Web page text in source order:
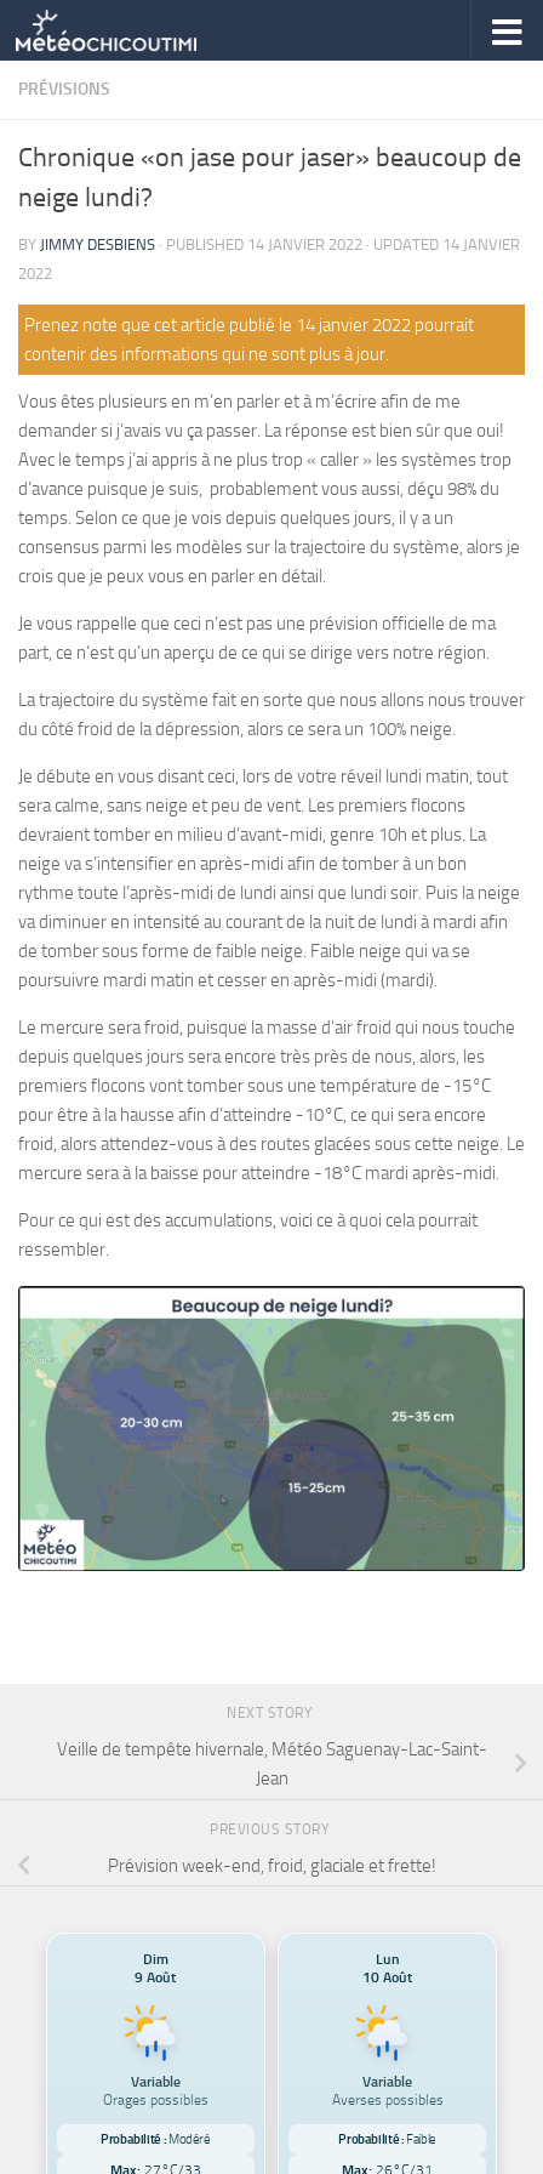
Skip to content
PRÉVISIONS
Chronique «on jase pour jaser» beaucoup de
neige lundi?
BY JIMMY DESBIENS · PUBLISHED 14 JANVIER 2022 · UPDATED 14 JANVIER
2022
Prenez note que cet article publié le 14 janvier 2022 pourrait
contenir des informations qui ne sont plus à jour.
Vous êtes plusieurs en m’en parler et à m’écrire afin de me
demander si j’avais vu ça passer. La réponse est bien sûr que oui!
Avec le temps j’ai appris à ne plus trop « caller » les systèmes trop
d’avance puisque je suis, probablement vous aussi, déçu 98% du
temps. Selon ce que je vois depuis quelques jours, il y a un
consensus parmi les modèles sur la trajectoire du système, alors je
crois que je peux vous en parler en détail.
Je vous rappelle que ceci n’est pas une prévision officielle de ma
part, ce n’est qu’un aperçu de ce qui se dirige vers notre région.
La trajectoire du système fait en sorte que nous allons nous trouver
du côté froid de la dépression, alors ce sera un 100% neige.
Je débute en vous disant ceci, lors de votre réveil lundi matin, tout
sera calme, sans neige et peu de vent. Les premiers flocons
devraient tomber en milieu d’avant-midi, genre 10h et plus. La
neige va s’intensifier en après-midi afin de tomber à un bon
rythme toute l’après-midi de lundi ainsi que lundi soir. Puis la neige
va diminuer en intensité au courant de la nuit de lundi à mardi afin
de tomber sous forme de faible neige. Faible neige qui va se
poursuivre mardi matin et cesser en après-midi (mardi).
Le mercure sera froid, puisque la masse d’air froid qui nous touche
depuis quelques jours sera encore très près de nous, alors, les
premiers flocons vont tomber sous une température de -15°C
pour être à la hausse afin d’atteindre -10°C, ce qui sera encore
froid, alors attendez-vous à des routes glacées sous cette neige. Le
mercure sera à la baisse pour atteindre -18°C mardi après-midi.
Pour ce qui est des accumulations, voici ce à quoi cela pourrait
ressembler.
NEXT STORY
Veille de tempête hivernale, Météo Saguenay-Lac-Saint-
Jean
PREVIOUS STORY
Prévision week-end, froid, glaciale et frette!
Dim
9 Août
Variable
Orages possibles
Probabilité : Modéré
Max: 27°C/33
Lun
10 Août
Variable
Averses possibles
Probabilité : Faible
Max: 26°C/31